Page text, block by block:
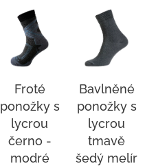
Froté
ponožky s
lycrou
černo -
modré
Bavlněné
ponožky s
lycrou
tmavě
šedý melír